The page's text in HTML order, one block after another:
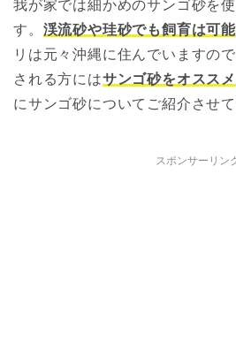
我が家では細かめのサンゴ砂を
す。 渓流砂や珪砂でも飼育は可能
リは元々沖縄に住んでいますの
される方にはサンゴ砂をオススメ
にサンゴ砂についてご紹介させて
スポンサーリン